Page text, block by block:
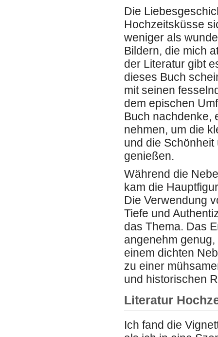
Die
Hochzeitsküsse
weniger als
Bildern, die mich
der Literatur gibt
dieses Buch
mit seinen
dem epischen
Buch nachdenke,
nehmen, um die
und die
genießen.
Während die
kam die
Die Verwendung
Tiefe und
das Thema. Das
angenehm
einem dichten
zu einer
und historischen
Literatur
Ich fand die